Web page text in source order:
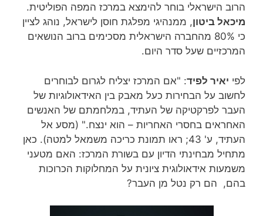
הרוב הישראלי בוחר להימצא במרכז המפה הפוליטית.
מיכאל ביטון, ממנהיגי מפלגת חוסן לישראל, נוהג לציין
כי 80% מהחברה הישראלית מסכימים ברוב הנושאים
המרכזיים שעל סדר היום.
לפי יאיר לפיד: "אם המרכז יצליח לגרום לבוחרים
לחשוב על הבחירות כעל מאבק בין האידאולוגיות של
העבר לפרקטיקה של העתיד, במלחמתם של האנשים
האחראים בחסרי האחריות – הוא ינצח." (מסע אל
העתיד, ע' 43; ראו תמונת כריכה משמאל למטה). כאן
מתחיל מבחינתי הדיון עם בשורת המרכז: האם מטעני
משמעות אידאולוגית ציונית על המחלוקות הכרוכות
בהם, הם רק נטל מן העבר?